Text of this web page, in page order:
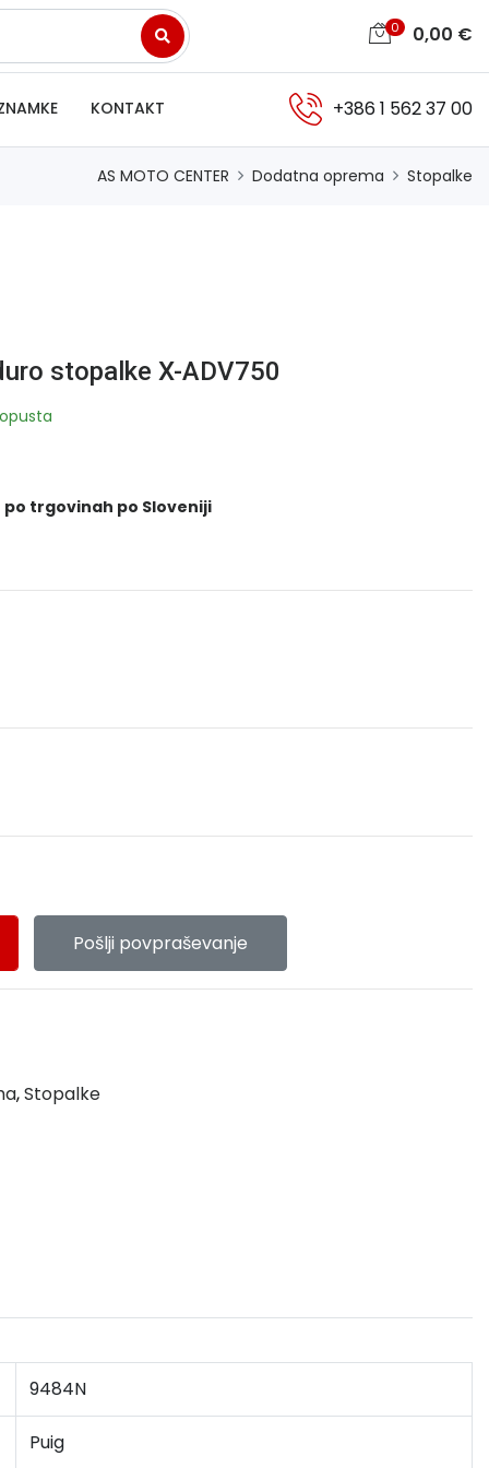
0 0,00 €
KONTAKT +386 1 562 37 00
AS MOTO CENTER Dodatna oprema Stopalke
stopalke X-ADV750
trgovinah po Sloveniji
Pošlji povpraševanje
,Stopalke
9484N
Puig